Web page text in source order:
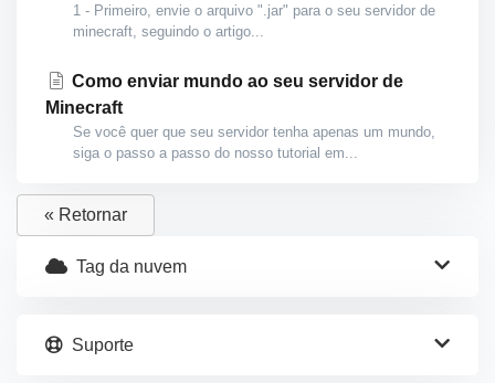
1 - Primeiro, envie o arquivo ".jar" para o seu servidor de
minecraft, seguindo o artigo...
Como enviar mundo ao seu servidor de
Minecraft
Se você quer que seu servidor tenha apenas um mundo,
siga o passo a passo do nosso tutorial em...
« Retornar
Tag da nuvem
Suporte